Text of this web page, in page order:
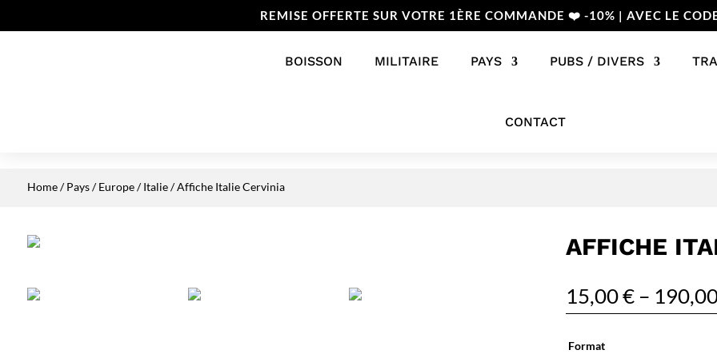
REMISE OFFERTE SUR VOTRE 1ÈRE COMMANDE ❤️ -10% | AVEC LE
BOISSON MILITAIRE PAYS PUBS / DIVERS
CONTACT
Home/Pays/Europe/Italie/ Affiche Italie Cervinia
AFFICHE
15,00€ –
Format